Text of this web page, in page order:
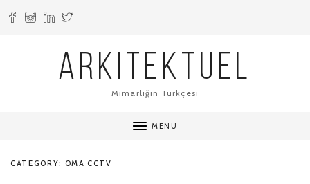
ARKITEKTUEL
Mimarlığın Türkçesi
MENU
CATEGORY: OMA CCTV